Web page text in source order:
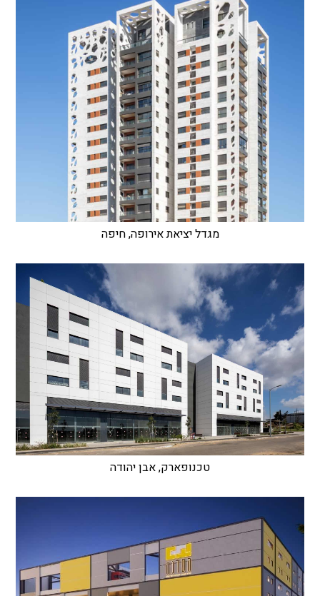
מגדל יציאת אירופה, חיפה
טכנופארק, אבן יהודה